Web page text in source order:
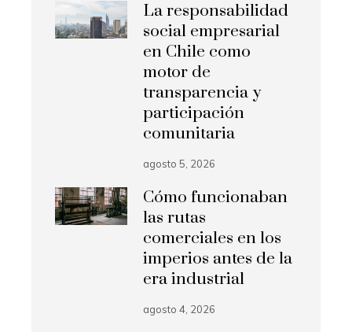
La responsabilidad
social empresarial
en Chile como
motor de
transparencia y
participación
comunitaria
agosto 5, 2026
Cómo funcionaban
las rutas
comerciales en los
imperios antes de la
era industrial
agosto 4, 2026